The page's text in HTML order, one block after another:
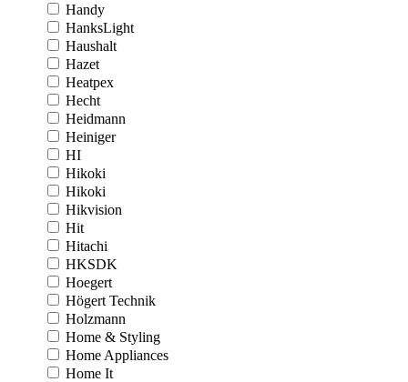
Handy
HanksLight
Haushalt
Hazet
Heatpex
Hecht
Heidmann
Heiniger
HI
Hikoki
Hikoki
Hikvision
Hit
Hitachi
HKSDK
Hoegert
Högert Technik
Holzmann
Home & Styling
Home Appliances
Home It